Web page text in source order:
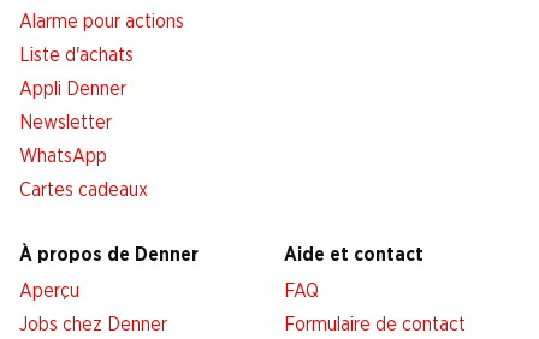
Alarme pour actions
Liste d'achats
Appli Denner
Newsletter
WhatsApp
Cartes cadeaux
À propos de Denner
Aperçu
Jobs chez Denner
Aide et contact
FAQ
Formulaire de contact